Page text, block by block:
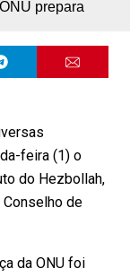
feira (1) o
do Hezbollah,
de
da ONU foi